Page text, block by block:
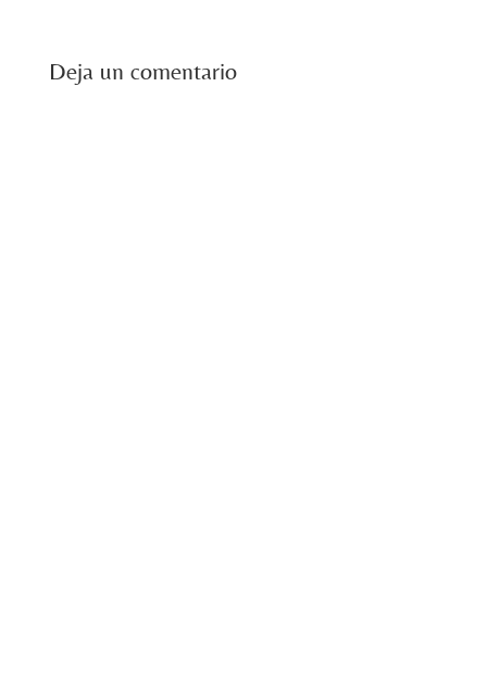
Deja un comentario